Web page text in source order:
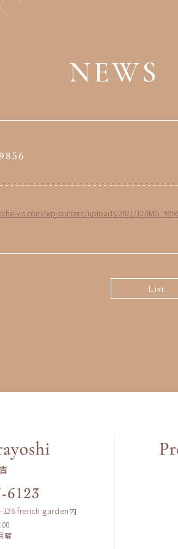
NEWS
vis.com/wp-content/uploads/2021/12/
List
126 french garden内
曜